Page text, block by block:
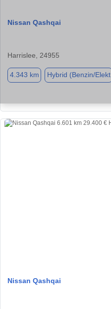
Nissan Qashqai
Harrislee, 24955
4.343 km Hybrid (Benzin/Elekt
Nissan Qashqai